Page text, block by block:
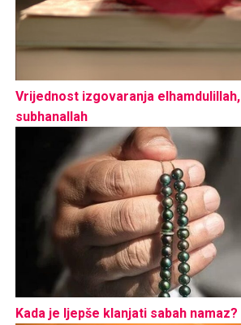
Vrijednost izgovaranja
subhanallah
Kada je ljepše klanjati sabah namaz?